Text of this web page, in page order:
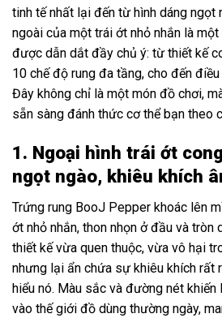
tinh tế nhất lại đến từ hình dáng ngọt
ngoài của một trái ớt nhỏ nhắn là
được dẫn dắt đầy chủ ý: từ thiết kế
10 chế độ rung đa tầng, cho đến
Đây không chỉ là một món đồ chơi,
sẵn sàng đánh thức cơ thể bạn theo
1. Ngoại hình trái ớt
ngọt ngào, khiêu khích
Trứng rung BooJ Pepper khoác lên
ớt nhỏ nhắn, thon nhọn ở đầu và tròn
thiết kế vừa quen thuộc, vừa vô hại
nhưng lại ẩn chứa sự khiêu khích rất
hiểu nó. Màu sắc và đường nét khiến
vào thế giới đồ dùng thường ngày,